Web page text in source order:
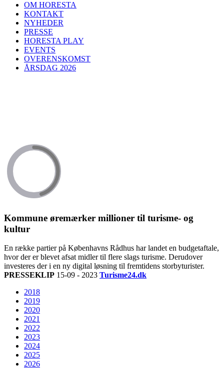
OM HORESTA
KONTAKT
NYHEDER
PRESSE
HORESTA PLAY
EVENTS
OVERENSKOMST
ÅRSDAG 2026
Kommune øremærker millioner til turisme- og
kultur
En række partier på Københavns Rådhus har landet en budgetaftale,
hvor der er blevet afsat midler til flere slags turisme. Derudover
investeres der i en ny digital løsning til fremtidens storbyturister.
PRESSEKLIP 15-09 - 2023 Turisme24.dk
2018
2019
2020
2021
2022
2023
2024
2025
2026